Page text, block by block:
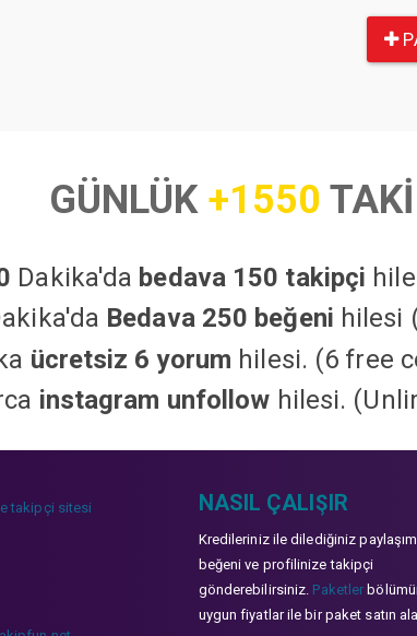
GÜNLÜK +1550
Dakika'da bedava 150 takipçi
Bedava 250 beğeni hilesi
ücretsiz 6 yorum hilesi. (6 free
instagram unfollow hilesi.
takipçi sitesi NASIL ÇALIŞIR
Kredileriniz ile dilediğiniz
beğeni ve profilinize takipçi
gönderebilirsiniz. Paketler
uygun fiyatlar ile bir paket satın